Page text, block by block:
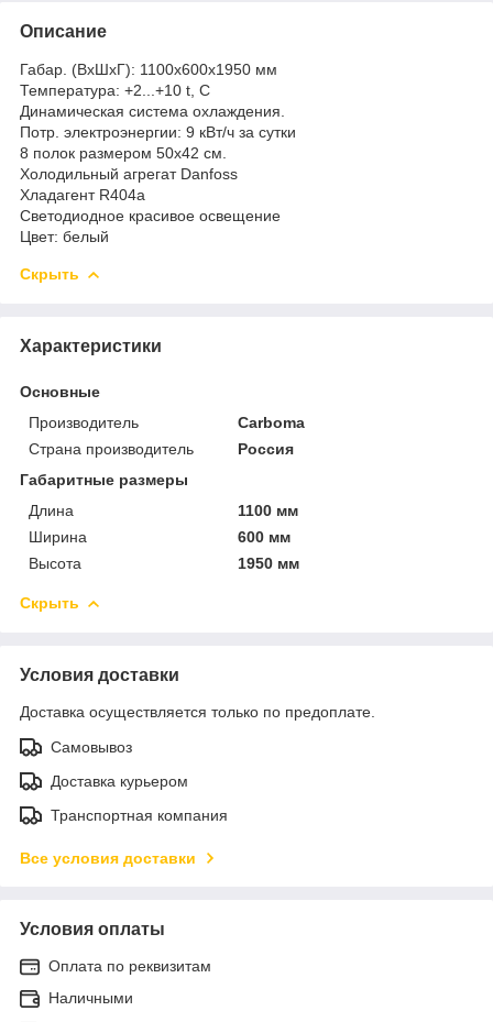
Описание
Габар. (ВхШхГ): 1100х600х1950 мм
Температура: +2...+10 t, C
Динамическая система охлаждения.
Потр. электроэнергии: 9 кВт/ч за сутки
8 полок размером 50х42 см.
Холодильный агрегат Danfoss
Хладагент R404a
Светодиодное красивое освещение
Цвет: белый
Скрыть
Характеристики
Основные
Производитель
Carboma
Страна производитель
Россия
Габаритные размеры
Длина
1100 мм
Ширина
600 мм
Высота
1950 мм
Скрыть
Условия доставки
Доставка осуществляется только по предоплате.
Самовывоз
Доставка курьером
Транспортная компания
Все условия доставки
Условия оплаты
Оплата по реквизитам
Наличными